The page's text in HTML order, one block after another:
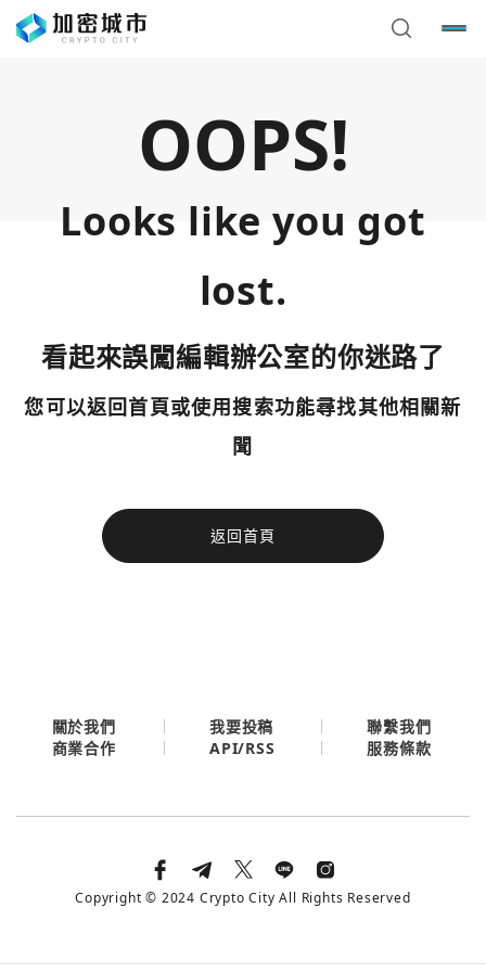
OOPS!
Looks like you got
lost.
看起來誤闖編輯辦公室的你迷路了
您可以返回首頁或使用搜索功能尋找其他相關新
聞
返回首頁
今日熱門
使用以下帳號繼續
您已閒置5分鐘，請點擊關閉按鈕或空白處，即可回到加密
今日熱門
關於我們 我要投稿
聯繫我們
商業合作
API/RSS 服務條款
Copyright © 2024 Crypto City All Rights Reserved